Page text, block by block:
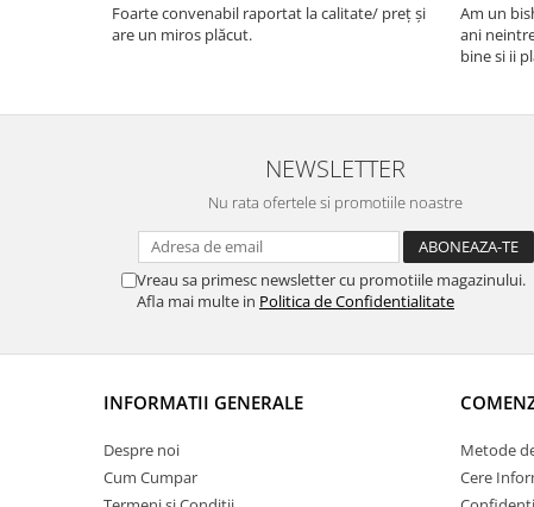
Foarte convenabil raportat la calitate/ preț și
are un miros plăcut.
Am un
ani
bine si ii
NEWSLETTER
Nu rata ofertele si promotiile noastre
Vreau sa primesc newsletter cu promotiile magazinului.
Afla mai multe in Politica de Confidentialitate
INFORMATII GENERALE
Despre noi
Cum Cumpar
Metode
Cere